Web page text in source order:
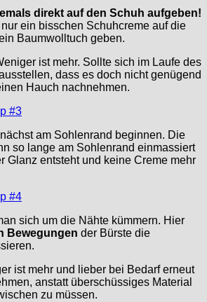
direkt auf den Schuh aufgeben!
ein bisschen Schuhcreme auf die
Baumwolltuch geben.
ist mehr. Sollte sich im Laufe des
dass es doch nicht genügend
Hauch nachnehmen.
#3
am Sohlenrand beginnen. Die
so lange am Sohlenrand einmassiert
Glanz entsteht und keine Creme mehr
#4
sich um die Nähte kümmern. Hier
Bewegungen der Bürste die
ist mehr und lieber bei Bedarf erneut
anstatt überschüssiges Material
zu müssen.